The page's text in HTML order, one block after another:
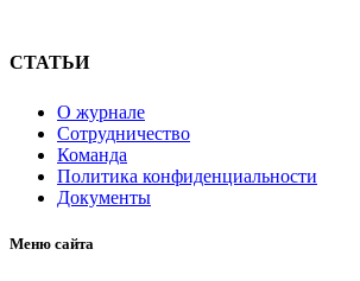
СТАТЬИ
О журнале
Сотрудничество
Команда
Политика конфиденциальности
Документы
Меню сайта